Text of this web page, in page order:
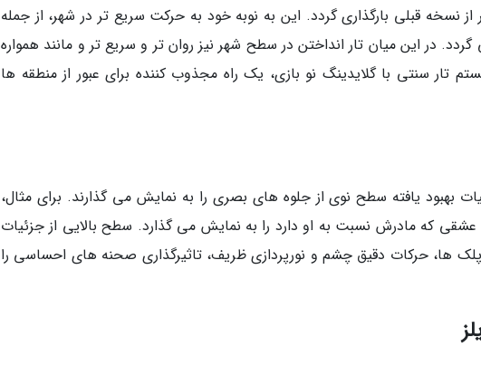
از نسخه قبلی بارگذاری گردد. این به نوبه خود به حرکت سریع تر در شهر، از جمله
در این میان تار انداختن در سطح شهر نیز روان تر و سریع تر و مانند همواره
سنتی با گلایدینگ نو بازی، یک راه مجذوب کننده برای عبور از منطقه ها
یافته سطح نوی از جلوه های بصری را به نمایش می گذارند. برای مثال،
و عشقی که مادرش نسبت به او دارد را به نمایش می گذارد. سطح بالایی از جزئیات
ها، حرکات دقیق چشم و نورپردازی ظریف، تاثیرگذاری صحنه های احساسی را